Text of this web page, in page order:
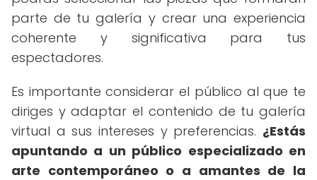
parte de tu galería y crear una experiencia
coherente y significativa para tus
espectadores.
Es importante considerar el público al que te
diriges y adaptar el contenido de tu galería
virtual a sus intereses y preferencias. ¿Estás
apuntando a un público especializado en
arte contemporáneo o a amantes de la